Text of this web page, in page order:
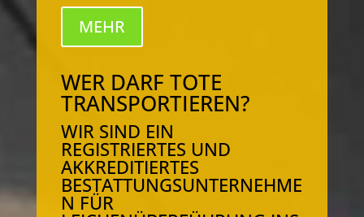
MEHR
WER DARF TOTE
TRANSPORTIEREN?
WIR SIND EIN
REGISTRIERTES UND
AKKREDITIERTES
BESTATTUNGSUNTERNEHME
N FÜR